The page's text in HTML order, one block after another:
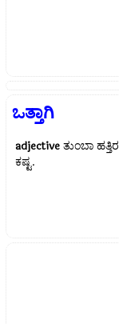
ಒತ್ತಾಗಿ
adjective ತುಂಬಾ
ಕಷ್ಟ.